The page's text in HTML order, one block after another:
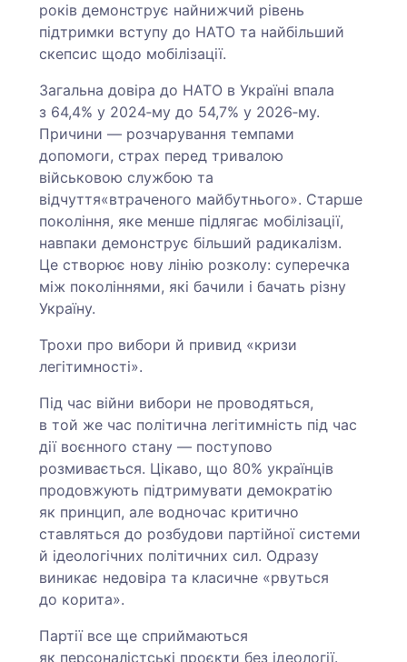
років демонструє найнижчий рівень
підтримки вступу до НАТО та найбільший
скепсис щодо мобілізації.
Загальна довіра до НАТО в Україні впала
з 64,4% у 2024‑му до 54,7% у 2026‑му.
Причини — розчарування темпами
допомоги, страх перед тривалою
військовою службою та
відчуття«втраченого майбутнього». Старше
покоління, яке менше підлягає мобілізації,
навпаки демонструє більший радикалізм.
Це створює нову лінію розколу: суперечка
між поколіннями, які бачили і бачать різну
Україну.
Трохи про вибори й привид «кризи
легітимності».
Під час війни вибори не проводяться,
в той же час політична легітимність під час
дії воєнного стану — поступово
розмивається. Цікаво, що 80% українців
продовжують підтримувати демократію
як принцип, але водночас критично
ставляться до розбудови партійної системи
й ідеологічних політичних сил. Одразу
виникає недовіра та класичне «рвуться
до корита».
Партії все ще сприймаються
як персоналістські проєкти без ідеології.